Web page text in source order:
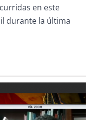
en este
durante la última